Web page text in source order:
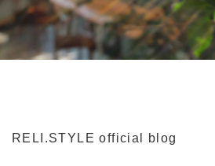
RELI.STYLE official blog